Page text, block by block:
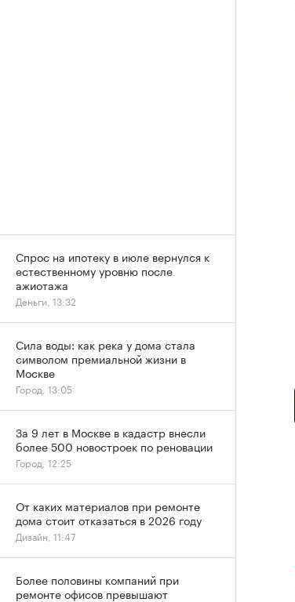
Спрос на ипотеку в июле вернулся к
естественному уровню после
ажиотажа
Деньги, 13:32
Сила воды: как река у дома стала
символом премиальной жизни в
Москве
Город, 13:05
За 9 лет в Москве в кадастр внесли
более 500 новостроек по реновации
Город, 12:25
От каких материалов при ремонте
дома стоит отказаться в 2026 году
Дизайн, 11:47
Более половины компаний при
ремонте офисов превышают